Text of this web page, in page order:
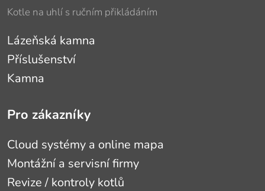
Kotle na uhlí s ručním přikládáním
Lázeňská kamna
Příslušenství
Kamna
Pro zákazníky
Cloud systémy a online mapa
Montážní a servisní firmy
Revize / kontroly kotlů